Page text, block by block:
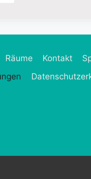
Räume Kontakt